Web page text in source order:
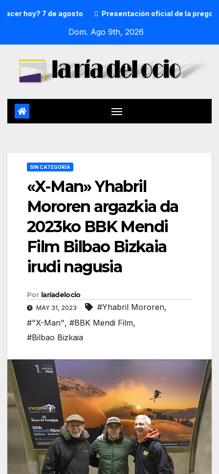
hoy? 7 de agosto Presentación oficial de la pregonera
Dom. Ago 9th, 2026
SIN CATEGORÍA
«X-Man» Yhabril
Mororen argazkia da
2023ko BBK Mendi
Film Bilbao Bizkaia
irudi nagusia
Por laríadelocio
MAY 31, 2023 #Yhabril Mororen,
#"X-Man", #BBK Mendi Film,
#Bilbao Bizkaia